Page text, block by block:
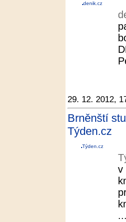
denik.cz
29. 12. 2012,
Brněnští
Týden.cz
Týden.cz
v
...